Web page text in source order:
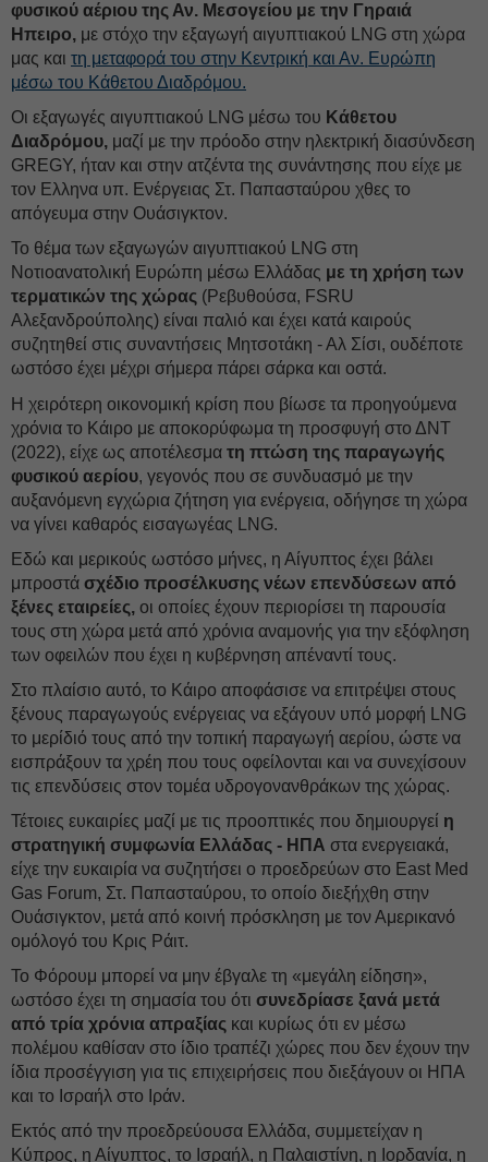
φυσικού αέριου της Αν. Μεσογείου με την Γηραιά
Ηπειρο, με στόχο την εξαγωγή αιγυπτιακού LNG στη χώρα
μας και τη μεταφορά του στην Κεντρική και Αν. Ευρώπη
μέσω του Κάθετου Διαδρόμου.
Οι εξαγωγές αιγυπτιακού LNG μέσω του Κάθετου
Διαδρόμου, μαζί με την πρόοδο στην ηλεκτρική διασύνδεση
GREGY, ήταν και στην ατζέντα της συνάντησης που είχε με
τον Ελληνα υπ. Ενέργειας Στ. Παπασταύρου χθες το
απόγευμα στην Ουάσιγκτον.
Το θέμα των εξαγωγών αιγυπτιακού LNG στη
Νοτιοανατολική Ευρώπη μέσω Ελλάδας με τη χρήση των
τερματικών της χώρας (Ρεβυθούσα, FSRU
Αλεξανδρούπολης) είναι παλιό και έχει κατά καιρούς
συζητηθεί στις συναντήσεις Μητσοτάκη - Αλ Σίσι, ουδέποτε
ωστόσο έχει μέχρι σήμερα πάρει σάρκα και οστά.
Η χειρότερη οικονομική κρίση που βίωσε τα προηγούμενα
χρόνια το Κάιρο με αποκορύφωμα τη προσφυγή στο ΔΝΤ
(2022), είχε ως αποτέλεσμα τη πτώση της παραγωγής
φυσικού αερίου, γεγονός που σε συνδυασμό με την
αυξανόμενη εγχώρια ζήτηση για ενέργεια, οδήγησε τη χώρα
να γίνει καθαρός εισαγωγέας LNG.
Εδώ και μερικούς ωστόσο μήνες, η Αίγυπτος έχει βάλει
μπροστά σχέδιο προσέλκυσης νέων επενδύσεων από
ξένες εταιρείες, οι οποίες έχουν περιορίσει τη παρουσία
τους στη χώρα μετά από χρόνια αναμονής για την εξόφληση
των οφειλών που έχει η κυβέρνηση απέναντί τους.
Στο πλαίσιο αυτό, το Κάιρο αποφάσισε να επιτρέψει στους
ξένους παραγωγούς ενέργειας να εξάγουν υπό μορφή LNG
το μερίδιό τους από την τοπική παραγωγή αερίου, ώστε να
εισπράξουν τα χρέη που τους οφείλονται και να συνεχίσουν
τις επενδύσεις στον τομέα υδρογονανθράκων της χώρας.
Τέτοιες ευκαιρίες μαζί με τις προοπτικές που δημιουργεί η
στρατηγική συμφωνία Ελλάδας - ΗΠΑ στα ενεργειακά,
είχε την ευκαιρία να συζητήσει ο προεδρεύων στο East Med
Gas Forum, Στ. Παπασταύρου, το οποίο διεξήχθη στην
Ουάσιγκτον, μετά από κοινή πρόσκληση με τον Αμερικανό
ομόλογό του Κρις Ράιτ.
Το Φόρουμ μπορεί να μην έβγαλε τη «μεγάλη είδηση»,
ωστόσο έχει τη σημασία του ότι συνεδρίασε ξανά μετά
από τρία χρόνια απραξίας και κυρίως ότι εν μέσω
πολέμου καθίσαν στο ίδιο τραπέζι χώρες που δεν έχουν την
ίδια προσέγγιση για τις επιχειρήσεις που διεξάγουν οι ΗΠΑ
και το Ισραήλ στο Ιράν.
Εκτός από την προεδρεύουσα Ελλάδα, συμμετείχαν η
Κύπρος, η Αίγυπτος, το Ισραήλ, η Παλαιστίνη, η Ιορδανία, η